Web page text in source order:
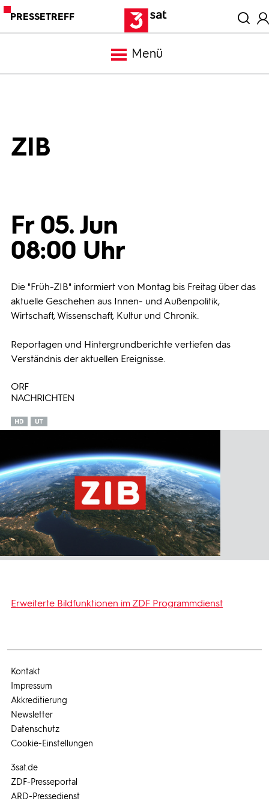
PRESSETREFF
Menü
Bilder
Programmwochen
ZIB
Fr 05. Jun
08:00 Uhr
Die "Früh-ZIB" informiert von Montag bis Freitag über das
aktuelle Geschehen aus Innen- und Außenpolitik,
Wirtschaft, Wissenschaft, Kultur und Chronik.
Reportagen und Hintergrundberichte vertiefen das
Verständnis der aktuellen Ereignisse.
ORF
NACHRICHTEN
Erweiterte Bildfunktionen im ZDF Programmdienst
3sat.de
ZDF-Presseportal
ARD-Pressedienst
Kontakt
Impressum
Akkreditierung
Newsletter
Datenschutz
Cookie-Einstellungen